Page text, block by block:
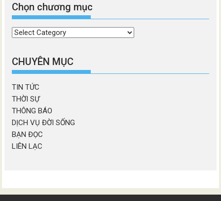
Chọn chương mục
Chọn
mục
CHUYÊN MỤC
TIN TỨC
THỜI SỰ
THÔNG BÁO
DỊCH VỤ ĐỜI SỐNG
BẠN ĐỌC
LIÊN LẠC